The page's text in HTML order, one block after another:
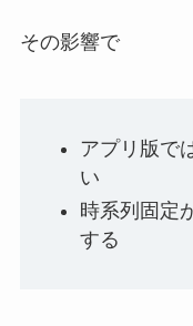
その影響で
アプリ版で
い
時系列固定
する